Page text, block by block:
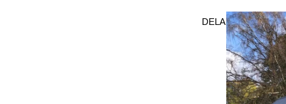
DELA
Bildspel
med
bilder